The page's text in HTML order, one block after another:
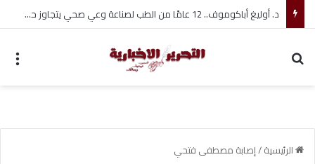
د. أوليغ أباكوموف.. 12 عامًا من الطب لصناعة وعي صحي يتجاوز حدود العلاج
الرئيسية/إصابة مصطفى فتحي